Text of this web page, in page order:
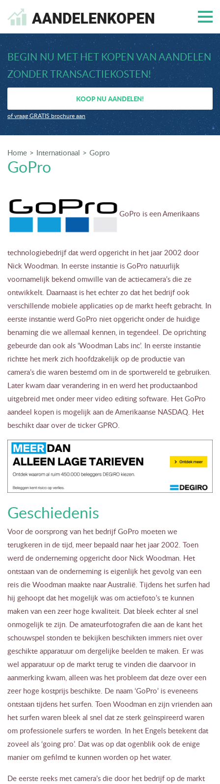
BEGIN NU MET HET KOPEN VAN AANDELEN
ZONDER TRANSACTIEKOSTEN!
KOOP NU AANDELEN!
of vraag GRATIS brochure aan
Home Internationaal Gopro
GoPro
GoPro is een Amerikaans
technologiebedrijf dat werd opgericht in het jaar 2002 door
Nick Woodman. In eerste instantie is GoPro natuurlijk
voornamelijk bekend omwille van de actiecamera’s die ze
ontwikkelt. Daarnaast is het echter zo dat het bedrijf ook
verschillende mobiele applicaties op de markt heeft gebracht. In
eerste instantie werd GoPro niet opgericht onder de huidige
benaming die we allemaal kennen, in tegendeel. De oprichting
gebeurde dan ook als ‘Woodman Labs inc’. In eerste instantie
richtte het merk zich hoofdzakelijk op de productie van
camera’s die waren bestemd om in de sportwereld te gebruiken.
Later kwam daar verandering in en werd het productaanbod
uitgebreid met onder meer video editing software. Het GoPro
aandeel kopen is mogelijk aan de Amerikaanse NASDAQ. Het
beschikt daar over de ticker GPRO.
Geschiedenis
Voor de oorsprong van het bedrijf GoPro moeten we
terugkeren in de tijd, meer bepaald naar het jaar 2002. Toen
werd de onderneming opgericht door Nick Woodman. Het
ontstaan van de onderneming is eigenlijk het gevolg van een
reis die Woodman maakte naar Australië. Tijdens het surfen had
hij gehoopt dat het mogelijk was om actiefoto’s te kunnen
maken van een zeer hoge kwaliteit. Dat bleek echter al snel
onmogelijk te zijn. De amateurfotografen die aan de kant het
schouwspel stonden te bekijken beschikten immers niet over
geschikte apparatuur om dergelijke beelden te maken. Er was
wel apparatuur op de markt terug te vinden die daarvoor in
aanmerking kwam, alleen was het probleem dat deze over een
zeer hoge kostprijs beschikte. De naam ‘GoPro’ is eveneens
ontstaan tijdens het surfen. Toen Woodman en zijn vrienden aan
het surfen waren bleek al snel dat ze sterk geïnspireerd waren
om professionele surfers te worden. In het Engels betekent dat
zoveel als ‘going pro’. Dat was op dat ogenblik ook de enige
manier om gefilmd te kunnen worden op het water.
De eerste reeks met camera’s die door het bedrijf op de markt